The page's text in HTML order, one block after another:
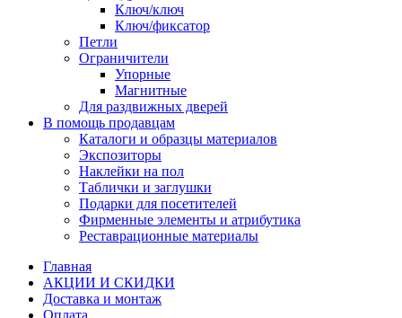
Ключ/ключ
Ключ/фиксатор
Петли
Ограничители
Упорные
Магнитные
Для раздвижных дверей
В помощь продавцам
Каталоги и образцы материалов
Экспозиторы
Наклейки на пол
Таблички и заглушки
Подарки для посетителей
Фирменные элементы и атрибутика
Реставрационные материалы
Главная
АКЦИИ И СКИДКИ
Доставка и монтаж
Оплата